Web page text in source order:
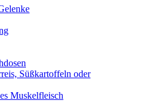
Süßkartoffeln oder
Muskelfleisch